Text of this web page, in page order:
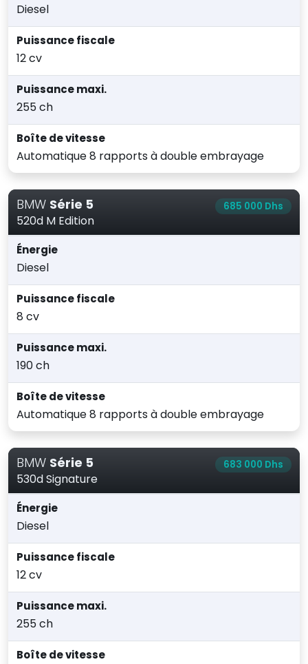
Diesel
Puissance fiscale
12 cv
Puissance maxi.
255 ch
Boîte de vitesse
Automatique 8 rapports à double embrayage
BMW Série 5
520d M Edition
685 000 Dhs
Énergie
Diesel
Puissance fiscale
8 cv
Puissance maxi.
190 ch
Boîte de vitesse
Automatique 8 rapports à double embrayage
BMW Série 5
530d Signature
683 000 Dhs
Énergie
Diesel
Puissance fiscale
12 cv
Puissance maxi.
255 ch
Boîte de vitesse